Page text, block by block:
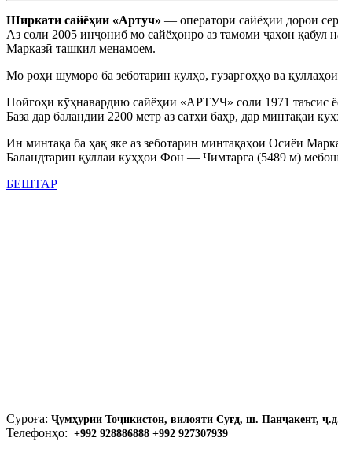
Ширкати сайёҳии «Артуч» — оператори сайёҳии дорои
Аз соли 2005 инҷониб мо сайёҳонро аз тамоми ҷаҳон
Марказӣ ташкил менамоем.
Мо роҳи шуморо ба зеботарин кӯлҳо, гузаргоҳҳо ва
Пойгоҳи кӯҳнавардию сайёҳии «АРТУЧ» соли 1971 таъсис
База дар баландии 2200 метр аз сатҳи баҳр, дар минтақаи
Ин минтақа ба ҳақ яке аз зеботарин минтақаҳои Осиёи
Баландтарин қуллаи кӯҳҳои Фон — Чимтарга (5489 м)
БЕШТАР
Суроға: Ҷумҳурии Тоҷикистон, вилояти Суғд, ш. Панҷакент,
Телефонҳо: +992 928886888 +992 927307939